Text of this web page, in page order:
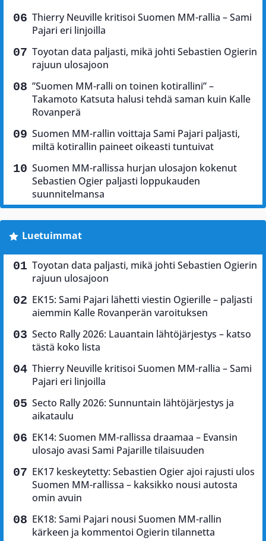
Thierry Neuville kritisoi Suomen MM-rallia – Sami
Pajari eri linjoilla
Toyotan data paljasti, mikä johti Sebastien Ogierin
rajuun ulosajoon
”Suomen MM-ralli on toinen kotirallini” –
Takamoto Katsuta halusi tehdä saman kuin Kalle
Rovanperä
Suomen MM-rallin voittaja Sami Pajari paljasti,
miltä kotirallin paineet oikeasti tuntuivat
Suomen MM-rallissa hurjan ulosajon kokenut
Sebastien Ogier paljasti loppukauden
suunnitelmansa
Luetuimmat
Toyotan data paljasti, mikä johti Sebastien Ogierin
rajuun ulosajoon
EK15: Sami Pajari lähetti viestin Ogierille – paljasti
aiemmin Kalle Rovanperän varoituksen
Secto Rally 2026: Lauantain lähtöjärjestys – katso
tästä koko lista
Thierry Neuville kritisoi Suomen MM-rallia – Sami
Pajari eri linjoilla
Secto Rally 2026: Sunnuntain lähtöjärjestys ja
aikataulu
EK14: Suomen MM-rallissa draamaa – Evansin
ulosajo avasi Sami Pajarille tilaisuuden
EK17 keskeytetty: Sebastien Ogier ajoi rajusti ulos
Suomen MM-rallissa – kaksikko nousi autosta
omin avuin
EK18: Sami Pajari nousi Suomen MM-rallin
kärkeen ja kommentoi Ogierin tilannetta